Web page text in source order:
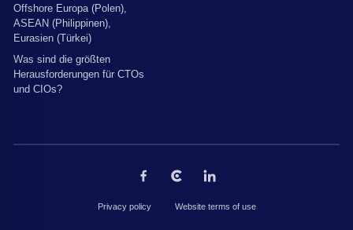
Offshore Europa (Polen),
ASEAN (Philippinen),
Eurasien (Türkei)
Was sind die größten
Herausforderungen für CTOs
und CIOs?
Privacy policy Website terms of use